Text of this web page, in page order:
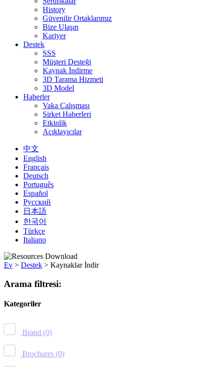
History
Güvenilir Ortaklarımız
Bize Ulaşın
Kariyer
Destek
SSS
Müşteri Desteği
Kaynak İndirme
3D Tarama Hizmeti
3D Model
Haberler
Vaka Çalışması
Şirket Haberleri
Etkinlik
Açıklayıcılar
中文
English
Français
Deutsch
Português
Español
Русский
日本語
한국어
Türkçe
Italiano
Ev > Destek > Kaynaklar İndir
Arama filtresi:
Kategoriler
Brand (0)
Brochures (0)